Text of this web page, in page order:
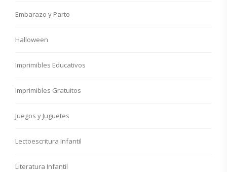
Embarazo y Parto
Halloween
Imprimibles Educativos
Imprimibles Gratuitos
Juegos y Juguetes
Lectoescritura Infantil
Literatura Infantil